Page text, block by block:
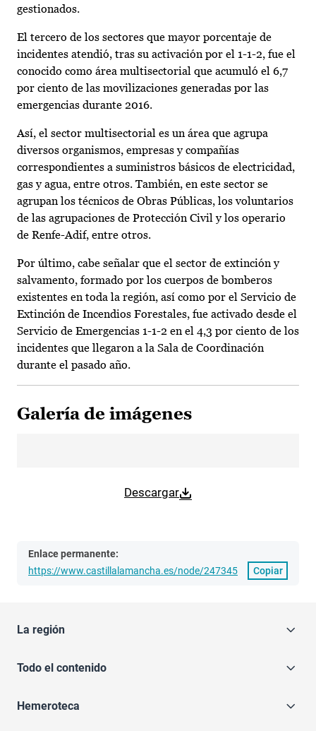
gestionados.
El tercero de los sectores que mayor porcentaje de
incidentes atendió, tras su activación por el 1-1-2, fue el
conocido como área multisectorial que acumuló el 6,7
por ciento de las movilizaciones generadas por las
emergencias durante 2016.
Así, el sector multisectorial es un área que agrupa
diversos organismos, empresas y compañías
correspondientes a suministros básicos de electricidad,
gas y agua, entre otros. También, en este sector se
agrupan los técnicos de Obras Públicas, los voluntarios
de las agrupaciones de Protección Civil y los operario
de Renfe-Adif, entre otros.
Por último, cabe señalar que el sector de extinción y
salvamento, formado por los cuerpos de bomberos
existentes en toda la región, así como por el Servicio de
Extinción de Incendios Forestales, fue activado desde el
Servicio de Emergencias 1-1-2 en el 4,3 por ciento de los
incidentes que llegaron a la Sala de Coordinación
durante el pasado año.
Galería de imágenes
Descargar
Enlace permanente:
https://www.castillalamancha.es/node/247345
Copiar
La región
Todo el contenido
Hemeroteca